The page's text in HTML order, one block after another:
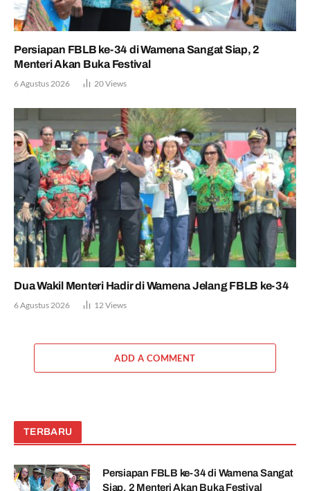
Persiapan FBLB ke-34 di Wamena Sangat Siap, 2
Menteri Akan Buka Festival
6 Agustus 2026 20Views
Dua Wakil Menteri Hadir di Wamena Jelang FBLB ke-34
6 Agustus 2026 12 Views
ADD A COMMENT
TERBARU
Persiapan FBLB ke-34 di Wamena Sangat
Siap, 2 Menteri Akan Buka Festival